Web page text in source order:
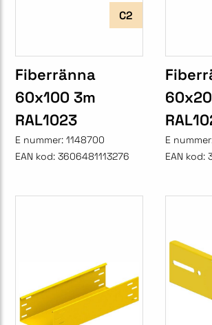
C2
Fiberränna
60x100 3m
RAL1023
E nummer: 1148700
EAN kod: 3606481113276
E
EAN kod: